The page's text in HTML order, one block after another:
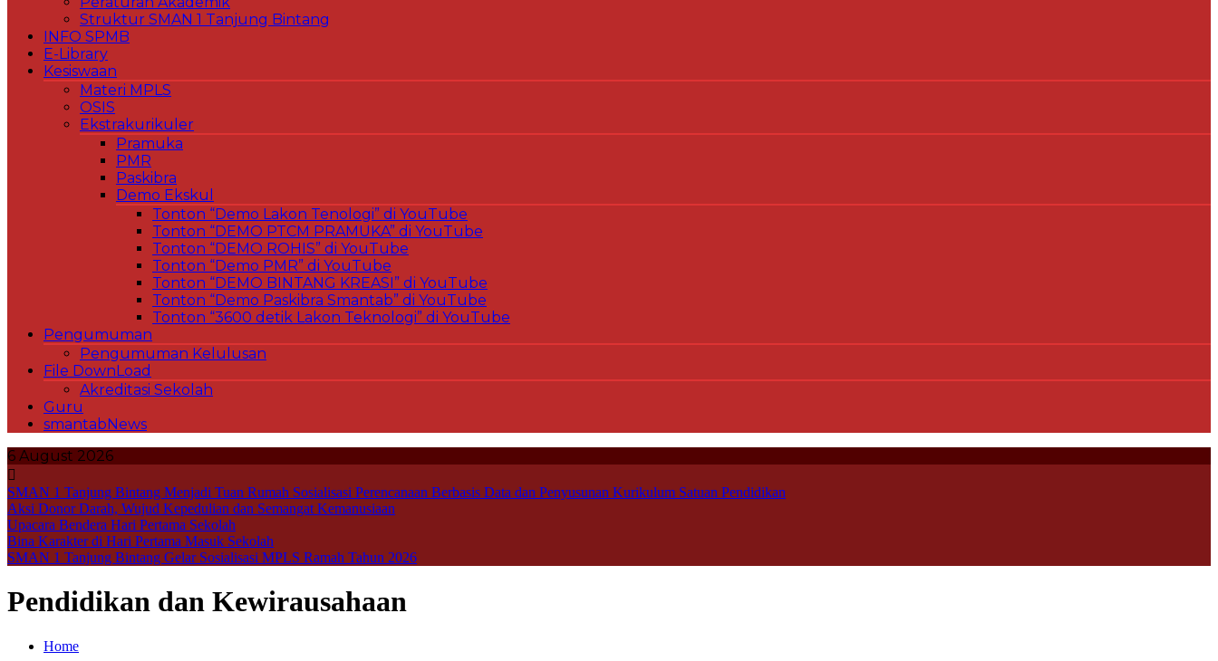
Struktur SMAN 1 Tanjung Bintang
INFO SPMB
E-Library
Kesiswaan
Materi MPLS
OSIS
Ekstrakurikuler
Pramuka
PMR
Paskibra
Demo Ekskul
Tonton “Demo Lakon Tenologi” di YouTube
Tonton “DEMO PTCM PRAMUKA” di YouTube
Tonton “DEMO ROHIS” di YouTube
Tonton “Demo PMR” di YouTube
Tonton “DEMO BINTANG KREASI” di YouTube
Tonton “Demo Paskibra Smantab” di YouTube
Tonton “3600 detik Lakon Teknologi” di YouTube
Pengumuman
Pengumuman Kelulusan
File DownLoad
Akreditasi Sekolah
Guru
smantabNews
6 August 2026
SMAN 1 Tanjung Bintang Menjadi Tuan Rumah Sosialisasi Perencanaan Berbasis Data dan Penyusunan Kurikulum Satuan Pendidikan
Aksi Donor Darah, Wujud Kepedulian dan Semangat Kemanusiaan
Upacara Bendera Hari Pertama Sekolah
Bina Karakter di Hari Pertama Masuk Sekolah
SMAN 1 Tanjung Bintang Gelar Sosialisasi MPLS Ramah Tahun 2026
Pendidikan dan Kewirausahaan
Home